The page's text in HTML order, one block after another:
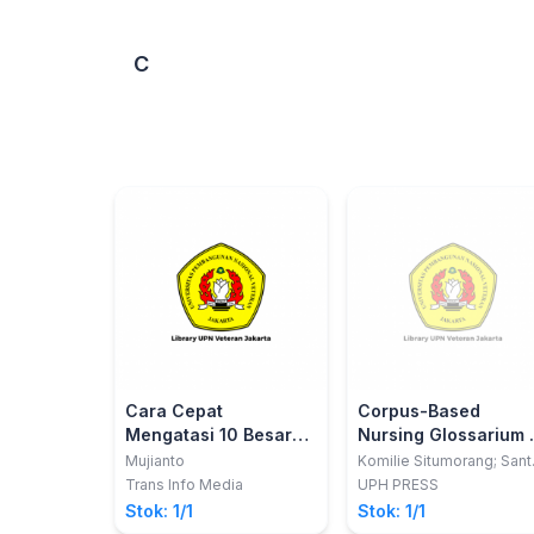
C
Cara Cepat
Mengatasi 10 Besar
Kasus
Muskuloskeletal
dalam Praktik
Mujianto
Trans Info Media
Stok: 1/1
Corpus-Based
Nursing Glossarium
Glosarium
Keperawatan
Berbasis Korpus
Komilie Situmorang;
Maya Pramusita; Hananto
UPH PRESS
Stok: 1/1